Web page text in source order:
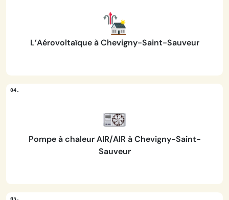
L’Aérovoltaïque à Chevigny-Saint-Sauveur
Pompe à chaleur AIR/AIR à Chevigny-Saint-
Sauveur